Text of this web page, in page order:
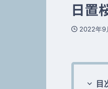
日置
2022年9
目